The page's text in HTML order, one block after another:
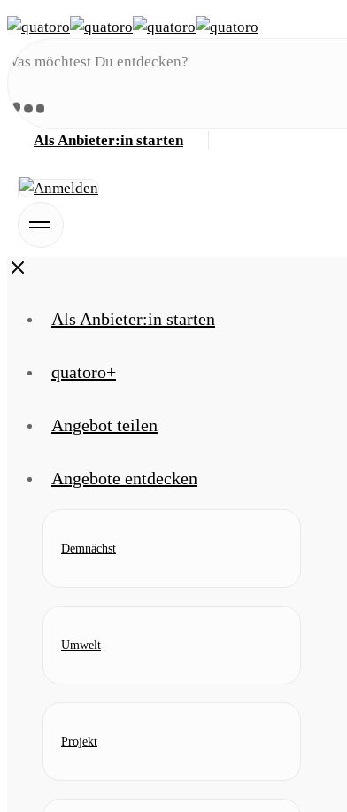
Skip
content
Als Anbieter:in starten
Toggle
area
Close
Als Anbieter:in starten
quatoro+
Angebot teilen
Angebote entdecken
Demnächst
Umwelt
Projekt